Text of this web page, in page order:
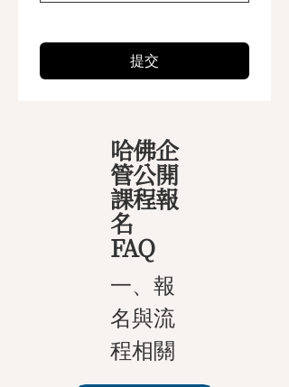
提交
哈佛企
管公開
課程報
名
FAQ
一、報
名與流
程相關